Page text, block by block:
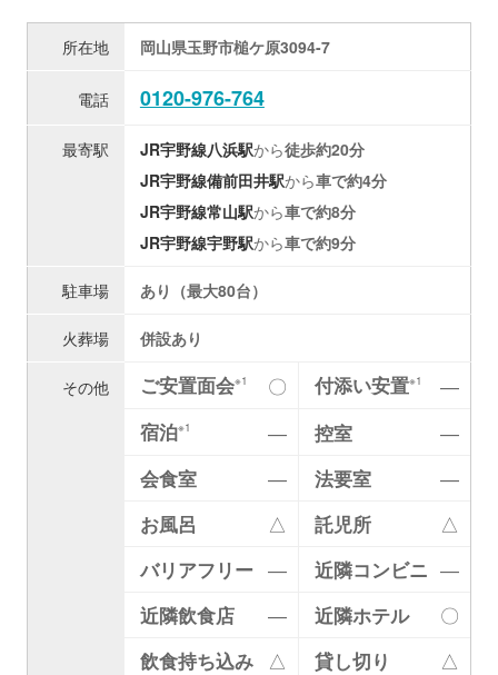
所在地 岡山県玉野市槌ケ原3094-7
電話 0120-976-764
最寄駅 JR宇野線八浜駅から徒歩約20分
JR宇野線備前田井駅から車で約4分
JR宇野線常山駅から車で約8分
JR宇野線宇野駅から車で約9分
駐車場 あり（最大80台）
火葬場 併設あり
その他 ご安置面会※1 〇 付添い安置※1
―
宿泊※1 ― 控室
―
会食室
― 法要室
―
お風呂
△ 託児所
△
バリアフリー ― 近隣コンビニ ―
近隣飲食店
― 近隣ホテル
〇
飲食持ち込み
△ 貸し切り
△